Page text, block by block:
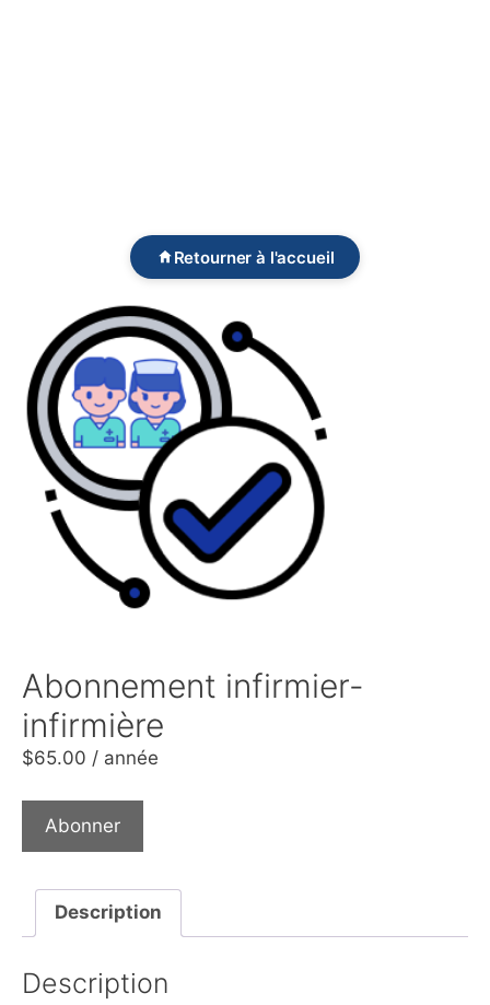
Retourner à l'accueil
Abonnement infirmier-
infirmière
$65.00 / année
Abonner
Description
Description